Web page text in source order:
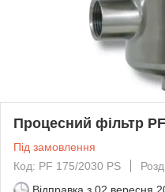
Процесний фільтр
Під замовлення
Код: PF 175/2030 PS
Відправка з 02 вересня